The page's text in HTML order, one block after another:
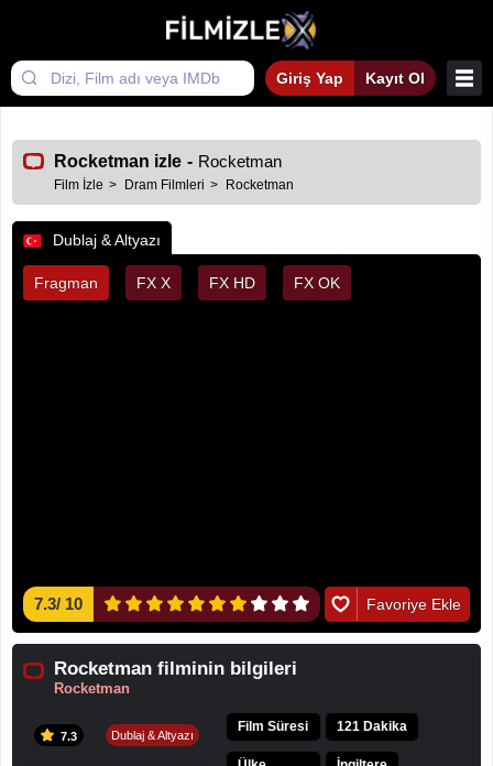
Giriş Yap Kayıt Ol
Rocketman izle - Rocketman
Film İzle Dram Filmleri Rocketman
Dublaj & Altyazı
Fragman FX X FX HD FX OK
7.3/ 10 Favoriye Ekle
Rocketman filminin bilgileri
Rocketman
7.3 Dublaj & Altyazı
Film Süresi 121 Dakika